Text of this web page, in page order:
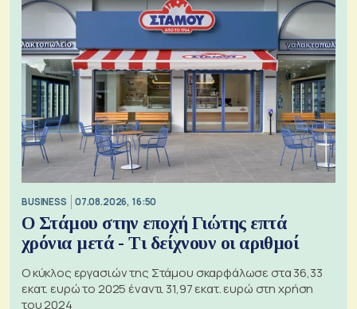
BUSINESS 07.08.2026, 16:50
Ο Στάμου στην εποχή Γιώτης επτά
χρόνια μετά - Τι δείχνουν οι αριθμοί
Ο κύκλος εργασιών της Στάμου σκαρφάλωσε στα 36,33
εκατ. ευρώ το 2025 έναντι 31,97 εκατ. ευρώ στη χρήση
του 2024